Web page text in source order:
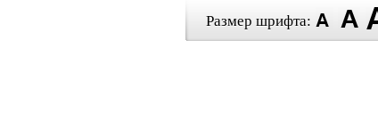
Размер шрифта: